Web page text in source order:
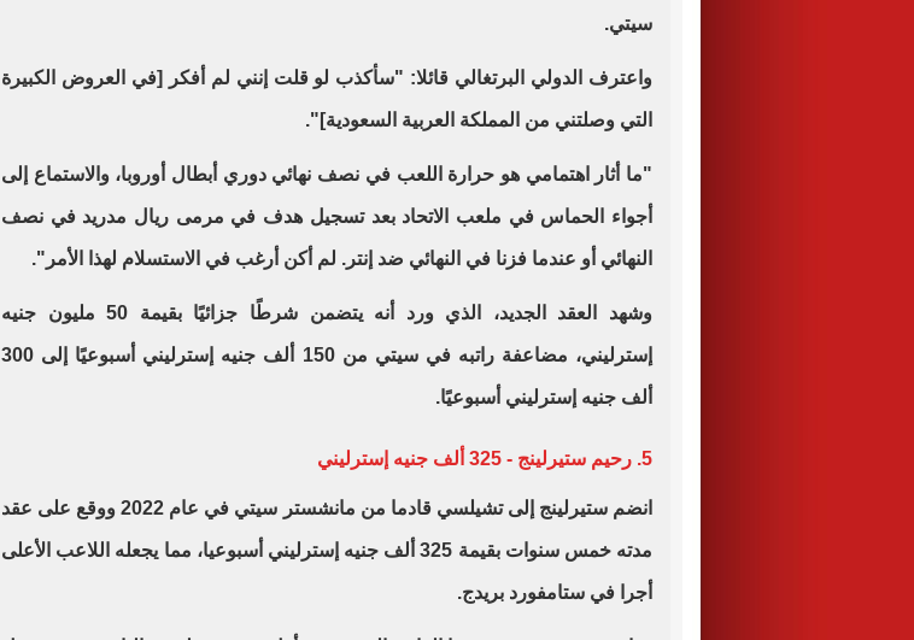
سيتي.
واعترف الدولي البرتغالي قائلا: "سأكذب لو قلت إنني لم أفكر [في العروض الكبيرة
التي وصلتني من المملكة العربية السعودية]".
"ما أثار اهتمامي هو حرارة اللعب في نصف نهائي دوري أبطال أوروبا، والاستماع إلى
أجواء الحماس في ملعب الاتحاد بعد تسجيل هدف في مرمى ريال مدريد في نصف
النهائي أو عندما فزنا في النهائي ضد إنتر. لم أكن أرغب في الاستسلام لهذا الأمر".
وشهد العقد الجديد، الذي ورد أنه يتضمن شرطًا جزائيًا بقيمة 50 مليون جنيه
إسترليني، مضاعفة راتبه في سيتي من 150 ألف جنيه إسترليني أسبوعيًا إلى 300
ألف جنيه إسترليني أسبوعيًا.
5. رحيم ستيرلينج - 325 ألف جنيه إسترليني
انضم ستيرلينج إلى تشيلسي قادما من مانشستر سيتي في عام 2022 ووقع على عقد
مدته خمس سنوات بقيمة 325 ألف جنيه إسترليني أسبوعيا، مما يجعله اللاعب الأعلى
أجرا في ستامفورد بريدج.